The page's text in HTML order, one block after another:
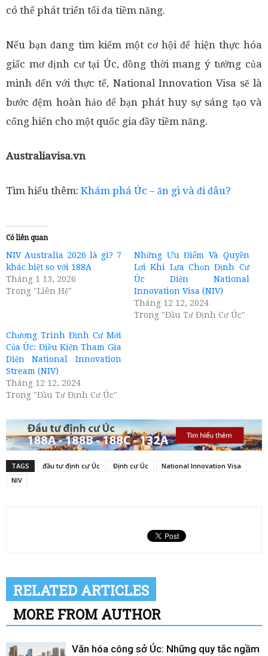
có thể phát triển tối đa tiềm năng.
Nếu bạn đang tìm kiếm một cơ hội để hiện thực hóa
giấc mơ định cư tại Úc, đồng thời mang ý tưởng của
mình đến với thực tế, National Innovation Visa sẽ là
bước đệm hoàn hảo để bạn phát huy sự sáng tạo và
cống hiến cho một quốc gia đầy tiềm năng.
Australiavisa.vn
Tìm hiểu thêm: Khám phá Úc – ăn gì và đi đâu?
Có liên quan
NIV Australia 2026 là gì? 7
khác biệt so với 188A
Tháng 1 13, 2026
Trong "Liên Hệ"
Những Ưu Điểm Và Quyền
Lợi Khi Lựa Chọn Định Cư
Úc Diện National
Innovation Visa (NIV)
Tháng 12 12, 2024
Trong "Đầu Tư Định Cư Úc"
Chương Trình Định Cư Mới
Của Úc: Điều Kiện Tham Gia
Diện National Innovation
Stream (NIV)
Tháng 12 12, 2024
Trong "Đầu Tư Định Cư Úc"
TAGS đầu tư định cư Úc Định cư Úc
National Innovation Visa
NIV
RELATED ARTICLES
MORE FROM AUTHOR
Văn hóa công sở Úc: Những quy tắc ngầm